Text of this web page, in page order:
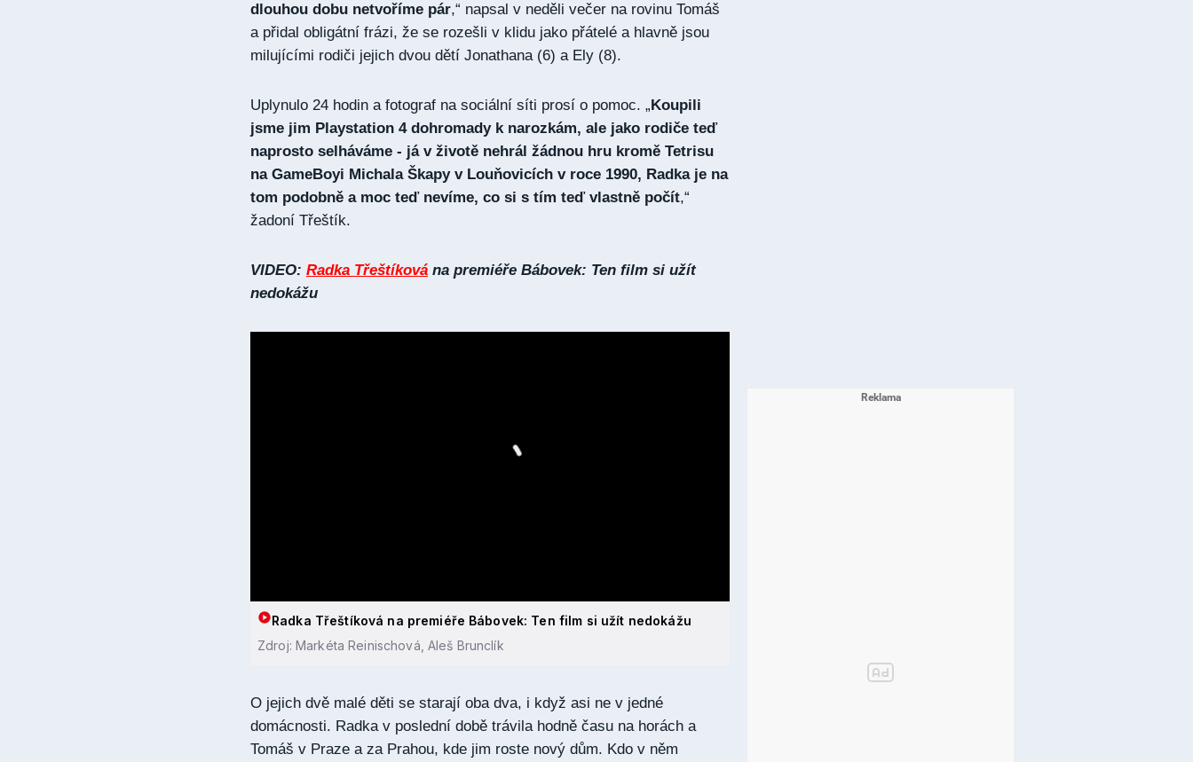
dlouhou dobu netvoříme pár,“ napsal v neděli večer na rovinu Tomáš
a přidal obligátní frázi, že se rozešli v klidu jako přátelé a hlavně jsou
milujícími rodiči jejich dvou dětí Jonathana (6) a Ely (8).
Uplynulo 24 hodin a fotograf na sociální síti prosí o pomoc. „Koupili
jsme jim Playstation 4 dohromady k narozkám, ale jako rodiče teď
naprosto selháváme - já v životě nehrál žádnou hru kromě Tetrisu
na GameBoyi Michala Škapy v Louňovicích v roce 1990, Radka je na
tom podobně a moc teď nevíme, co si s tím teď vlastně počít,“
žadoní Třeštík.
VIDEO: Radka Třeštíková na premiéře Bábovek: Ten film si užít
nedokážu
Radka Třeštíková na premiéře Bábovek: Ten film si užít nedokážu
Zdroj: Markéta Reinischová, Aleš Brunclík
O jejich dvě malé děti se starají oba dva, i když asi ne v jedné
domácnosti. Radka v poslední době trávila hodně času na horách a
Tomáš v Praze a za Prahou, kde jim roste nový dům. Kdo v něm